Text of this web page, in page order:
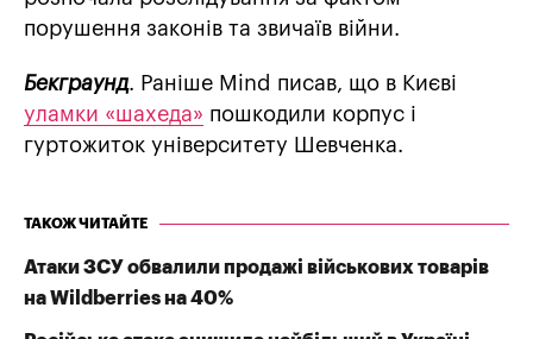
порушення законів та звичаїв війни.
Бекграунд. Раніше Mind писав, що в Києві
уламки «шахеда» пошкодили корпус і
гуртожиток університету Шевченка.
ТАКОЖ ЧИТАЙТЕ
Атаки ЗСУ обвалили продажі військових товарів
на Wildberries на 40%